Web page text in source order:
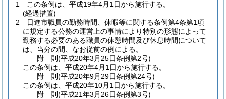
1
この条例は、平成19年4月1日から施行する。
(経過措置)
2
日進市職員の勤務時間、休暇等に関する条例第4条第1項
に規定する公務の運営上の事情により特別の形態によって
勤務する必要のある職員の休憩時間及び休息時間について
は、当分の間、なお従前の例による。
附 則(平成20年3月25日条例第2号)
この条例は、平成20年4月1日から施行する。
附 則(平成20年9月29日条例第24号)
この条例は、平成20年10月1日から施行する。
附 則(平成21年3月26日条例第3号)